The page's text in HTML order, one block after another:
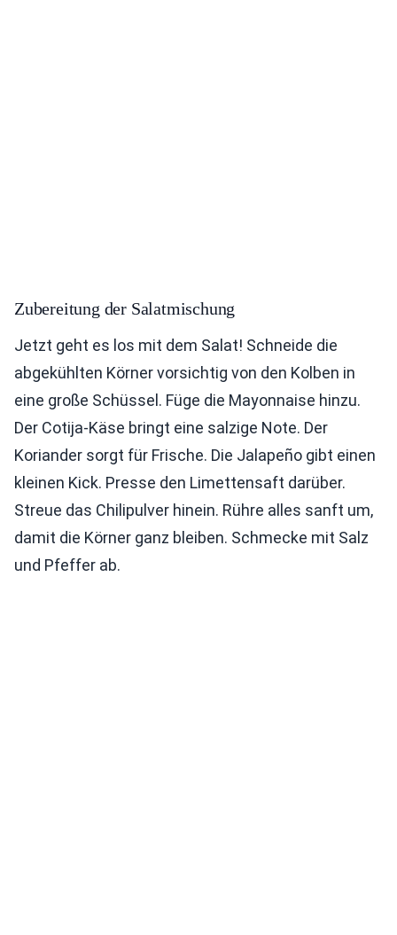
Zubereitung der Salatmischung
Jetzt geht es los mit dem Salat! Schneide die
abgekühlten Körner vorsichtig von den Kolben in
eine große Schüssel. Füge die Mayonnaise hinzu.
Der Cotija-Käse bringt eine salzige Note. Der
Koriander sorgt für Frische. Die Jalapeño gibt einen
kleinen Kick. Presse den Limettensaft darüber.
Streue das Chilipulver hinein. Rühre alles sanft um,
damit die Körner ganz bleiben. Schmecke mit Salz
und Pfeffer ab.